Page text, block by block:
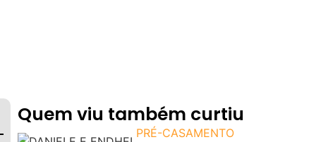
Quem viu também curtiu
PRÉ-CASAMENTO